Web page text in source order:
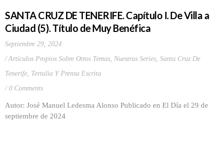
SANTA CRUZ DE TENERIFE. Capítulo I. De Villa a
Ciudad (5). Título de Muy Benéfica
Septiembre 29, 2024
Artículos Propios Sobre Otros Temas, Nuestras Series, Santa Cruz De
Tenerife, Tertulia Y Prensa Escrita
0 Comments
Autor: José Manuel Ledesma Alonso Publicado en El Día el 29 de
septiembre de 2024